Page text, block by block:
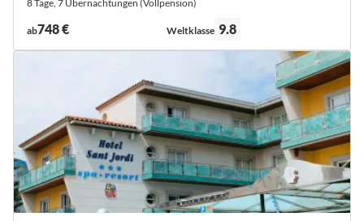
8 Tage, 7 Übernachtungen (Vollpension)
ab748 € Bewertung:
Weltklasse 9.8